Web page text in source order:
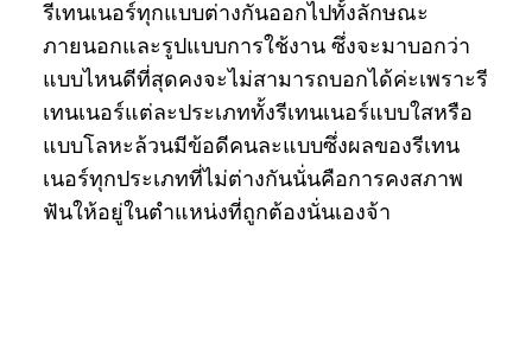
รีเทนเนอร์ทุกแบบต่างกันออกไปทั้งลักษณะ
ภายนอกและรูปแบบการใช้งาน ซึ่งจะมาบอกว่า
แบบไหนดีที่สุดคงจะไม่สามารถบอกได้ค่ะเพราะรี
เทนเนอร์แต่ละประเภททั้งรีเทนเนอร์แบบใสหรือ
แบบโลหะล้วนมีข้อดีคนละแบบซึ่งผลของรีเทน
เนอร์ทุกประเภทที่ไม่ต่างกันนั่นคือการคงสภาพ
ฟันให้อยู่ในตำแหน่งที่ถูกต้องนั่นเองจ้า